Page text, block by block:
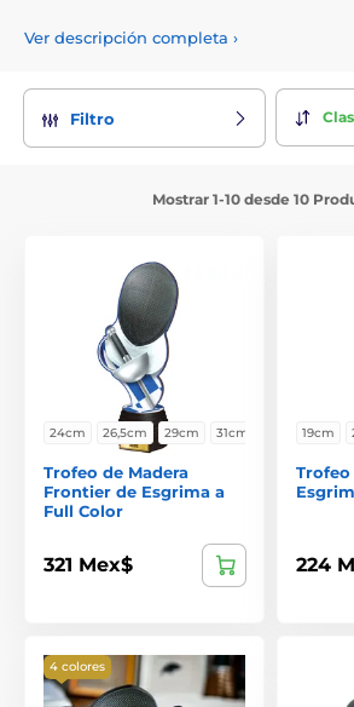
grabado e inserción de logotipo gratuitos.
Ver descripción completa ›
Filtro
Mostrar 1-10 desde 10
24cm 26,5cm 29cm 31cm
Trofeo de Madera
Frontier de Esgrima a
Full Color
321 Mex$
19cm
224
4 colores